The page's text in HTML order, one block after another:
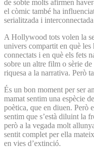
de sobte molts afirmen
el còmic també ha
serialitzada i
A Hollywood tots volen la
univers compartit en què les
connectats i en què els fets
sobre un altre film o sèrie
riquesa a la narrativa. Però
És un bon moment per ser
mamat sentim una espècie
poètica, que en diuen. Però
sentim que s’està diluint la
però a la vegada molt
sentit complet per ella
en vies d’extinció.